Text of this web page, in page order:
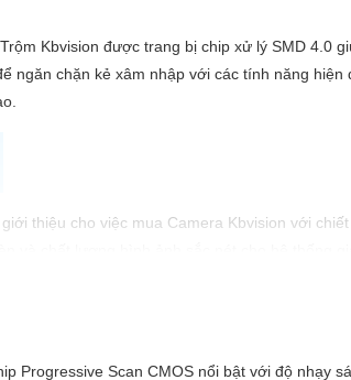
Kbvision được trang bị chip xử lý SMD 4.0
ngăn chặn kẻ xâm nhập với các tính năng
thiệu cho việc mua Camera Kbvision với
Kbvision mang đến cho bạn hình ảnh chất
Kbvision và yên tâm bảo vệ gia đình và tài
Progressive Scan CMOS nổi bật với độ nhạy